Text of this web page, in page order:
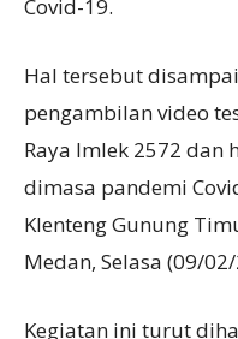
Covid-19.
Hal tersebut
pengambilan video
Raya Imlek 2572 dan
dimasa pandemi
Klenteng Gunung
Medan, Selasa (09/
Kegiatan ini turut